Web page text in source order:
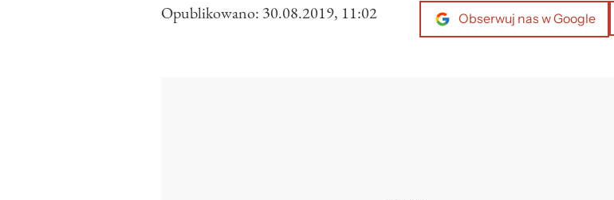
Opublikowano: 30.08.2019, 11:02 Obserwuj nas w Google